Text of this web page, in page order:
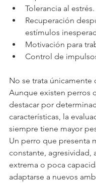
Tolerancia al estrés.
Recuperación
estímulos
Motivación para
Control de
No se trata únicamente
Aunque existen perros
destacar por
características, la
siempre tiene mayor
Un perro que presenta
constante, agresividad,
extrema o poca
adaptarse a nuevos